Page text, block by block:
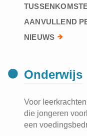
AANVULLEND
NIEUWS
Onderwijs
Voor
die jongeren
een